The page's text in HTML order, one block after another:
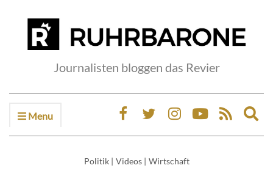
Journalisten bloggen das Revier
Menu
Politik | Videos | Wirtschaft